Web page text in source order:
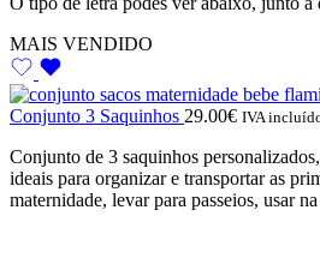
MAIS VENDIDO
Conjunto 3 Saquinhos 29.00€ IVA
Conjunto de 3 saquinhos
ideais para organizar e transportar as
maternidade, levar para passeios, usar